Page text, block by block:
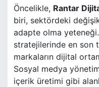
Öncelikle, Rantar
biri, sektördeki
adapte olma
stratejilerinde en son
markaların dijital
Sosyal medya
içerik üretimi gibi